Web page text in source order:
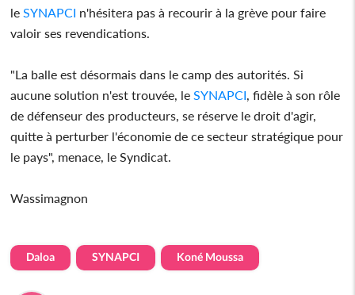
le SYNAPCI n'hésitera pas à recourir à la grève pour faire
valoir ses revendications.
"La balle est désormais dans le camp des autorités. Si
aucune solution n'est trouvée, le SYNAPCI, fidèle à son rôle
de défenseur des producteurs, se réserve le droit d'agir,
quitte à perturber l'économie de ce secteur stratégique pour
le pays", menace, le Syndicat.
Wassimagnon
Daloa SYNAPCI Koné Moussa